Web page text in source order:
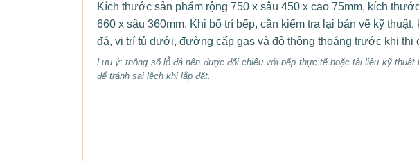
Kích thước sản phẩm rộng 750 x sâu 450 x cao 75mm, kích
660 x sâu 360mm. Khi bố trí bếp, cần kiểm tra lại bản vẽ kỹ thuật,
đá, vị trí tủ dưới, đường cấp gas và độ thông thoáng trước khi thi
Lưu ý: thông số lỗ đá nên được đối chiếu với bếp thực tế hoặc tài liệu kỹ
để tránh sai lệch khi lắp đặt.